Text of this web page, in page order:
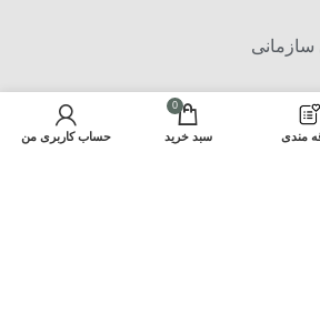
تهران -چهارسوق بزرگ -پاساژ شمس
پلاک 6
مندی
0
سبد خرید حساب کاربری من